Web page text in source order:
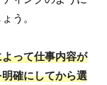
う。
って仕事内容が
確にしてから選